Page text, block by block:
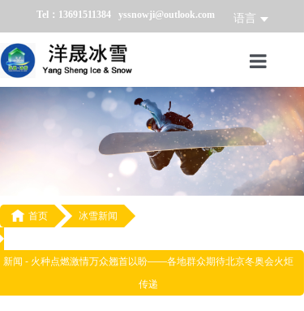
Tel：13691511384 yssnowji@outlook.com 语言
首页
冰雪产品
冰雪业务
冰雪新闻
 首页 冰雪新闻
新闻 - 火种点燃激情万众翘首以盼——各地群众期待北京冬奥会火炬
传递